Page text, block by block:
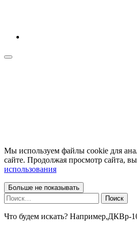
Мы используем файлы cookie для
сайте. Продолжая просмотр сайта,
использования
Больше не показывать
Найти:
Что будем искать? Например,ДКВр-